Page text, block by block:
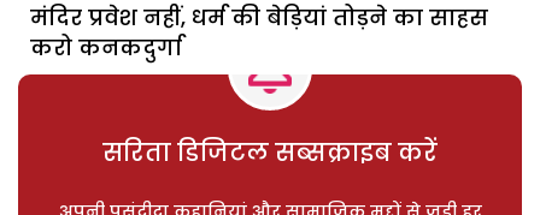
मंदिर प्रवेश नहीं, धर्म की बेड़ियां तोड़ने का साहस
करो कनकदुर्गा
सरिता डिजिटल सब्सक्राइब करें